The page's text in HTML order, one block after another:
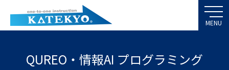
QUREO・情報AI プログラミング